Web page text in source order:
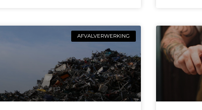
AFVALVERWERKING